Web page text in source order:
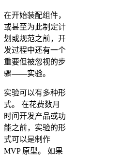
在开始装配组件，
或甚至为此制定计
划或规范之前，开
发过程中还有一个
重要但被忽视的步
骤——实验。
实验可以有多种形
式。 在花费数月
时间开发产品或功
能之前，实验的形
式可以是制作
MVP 原型。 如果